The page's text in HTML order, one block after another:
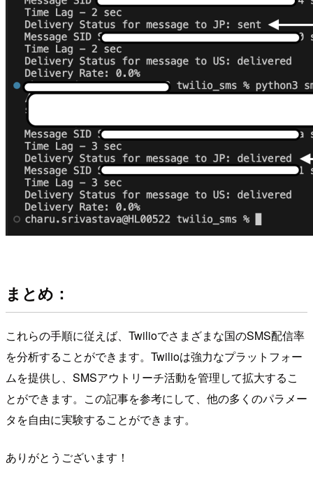
まとめ：
これらの手順に従えば、Twilioでさまざまな国のSMS配信率
を分析することができます。Twilioは強力なプラットフォー
ムを提供し、SMSアウトリーチ活動を管理して拡大するこ
とができます。この記事を参考にして、他の多くのパラメー
タを自由に実験することができます。
ありがとうございます！